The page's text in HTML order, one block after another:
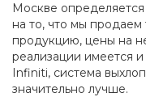
Москве
на то, что мы
продукцию, цены на
реализации имеется
Infiniti, система
значительно лучше.